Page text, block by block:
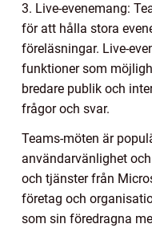
3. Live-evenemang:
för att hålla stora
föreläsningar. Live-
funktioner som
bredare publik och
frågor och svar.
Teams-möten är
användarvänlighet
och tjänster från
företag och
som sin föredragna